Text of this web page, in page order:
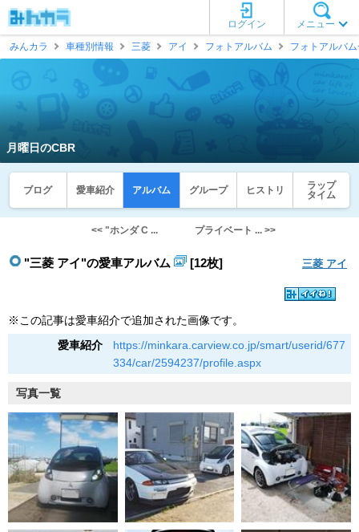
メニュー
ログイン
みんカラ
車種別情報 三菱 アイ フォトアルバム フォトアルバ
月曜日のCBR
ブログ 愛車紹介 アルバム グループ ヒストリ
ラップ
タイム
<< "ホンダ C ... プライベート ... >>
"三菱 アイ"の愛車アルバム [12枚] 三菱 アイ
※この記事は愛車紹介で追加された画像です。
愛車紹介
https://minkara.carview.co.jp/smart/userid/677
334/car/2594237/profile.aspx
写真一覧